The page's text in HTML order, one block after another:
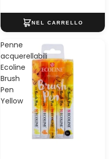
Penne
acquerellabili
Ecoline
Brush
Pen
Yellow